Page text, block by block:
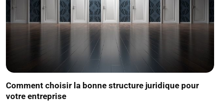
Comment choisir la bonne structure juridique pour
votre entreprise